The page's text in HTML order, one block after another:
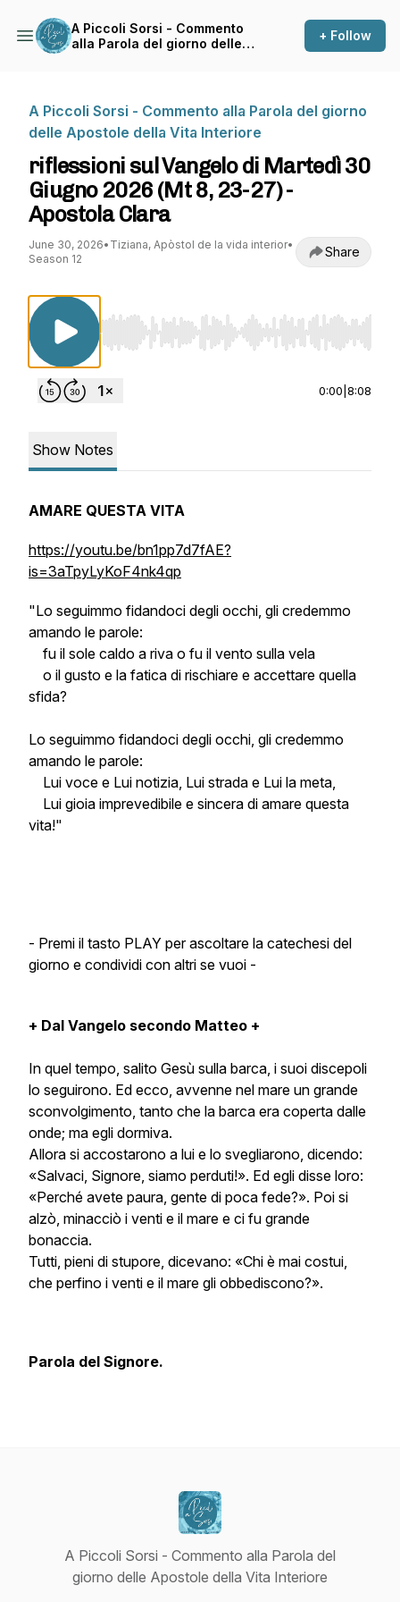
A Piccoli Sorsi - Commento
alla Parola del giorno delle
+ Follow
A Piccoli Sorsi - Commento alla Parola del giorno
delle Apostole della Vita Interiore
riflessioni sul Vangelo di Martedì 30
Giugno 2026 (Mt 8, 23-27) -
Apostola Clara
June 30, 2026• Tiziana, Apòstol de la vida interior•
Season 12
Share
Use Left/Right to seek, Home/End to jump to
0:00 8:08
Show Notes
AMARE QUESTA VITA
https://youtu.be/bn1pp7d7fAE?
is=3aTpyLyKoF4nk4qp
"Lo seguimmo fidandoci degli occhi, gli credemmo
amando le parole:
fu il sole caldo a riva o fu il vento sulla vela
o il gusto e la fatica di rischiare e accettare quella
sfida?
Lo seguimmo fidandoci degli occhi, gli credemmo
amando le parole:
Lui voce e Lui notizia, Lui strada e Lui la meta,
Lui gioia imprevedibile e sincera di amare questa
vita!"
- Premi il tasto PLAY per ascoltare la catechesi del
giorno e condividi con altri se vuoi -
+ Dal Vangelo secondo Matteo +
In quel tempo, salito Gesù sulla barca, i suoi discepoli
lo seguirono. Ed ecco, avvenne nel mare un grande
sconvolgimento, tanto che la barca era coperta dalle
onde; ma egli dormiva.
Allora si accostarono a lui e lo svegliarono, dicendo:
«Salvaci, Signore, siamo perduti!». Ed egli disse loro:
«Perché avete paura, gente di poca fede?». Poi si
alzò, minacciò i venti e il mare e ci fu grande
bonaccia.
Tutti, pieni di stupore, dicevano: «Chi è mai costui,
che perfino i venti e il mare gli obbediscono?».
Parola del Signore.
A Piccoli Sorsi - Commento alla Parola del
giorno delle Apostole della Vita Interiore